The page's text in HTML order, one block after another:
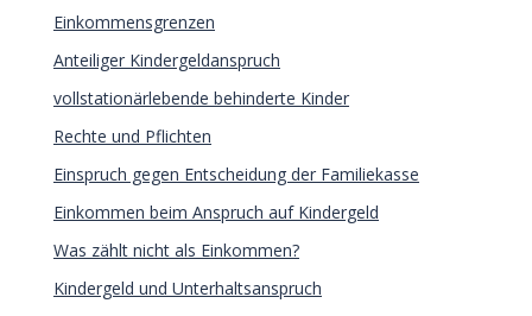
Einkommensgrenzen
Anteiliger Kindergeldanspruch
vollstationärlebende behinderte Kinder
Rechte und Pflichten
Einspruch gegen Entscheidung der Familiekasse
Einkommen beim Anspruch auf Kindergeld
Was zählt nicht als Einkommen?
Kindergeld und Unterhaltsanspruch